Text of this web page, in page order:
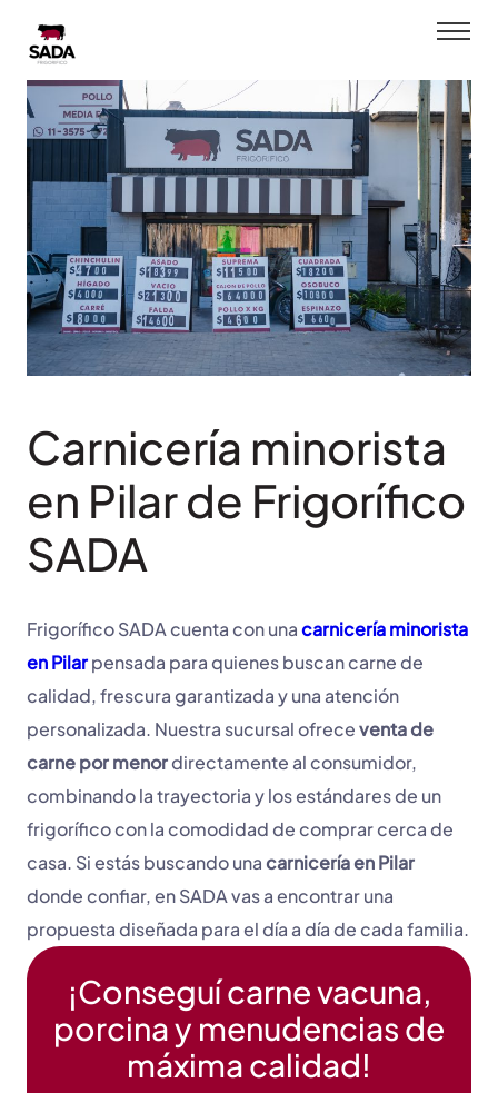
contenido
Carnicería minorista
en Pilar de Frigorífico
SADA
Frigorífico SADA cuenta con unacarnicería minorista
en Pilarpensada para quienes buscan carne de
calidad, frescura garantizada y una atención
personalizada. Nuestra sucursal ofreceventa de
carne por menordirectamente al consumidor,
combinando la trayectoria y los estándares de un
frigorífico con la comodidad de comprar cerca de
casa. Si estás buscando unacarnicería en Pilar
donde confiar, en SADA vas a encontrar una
propuesta diseñada para el día a día de cada familia.
¡Conseguí carne vacuna,
porcina y menudencias de
máxima calidad!